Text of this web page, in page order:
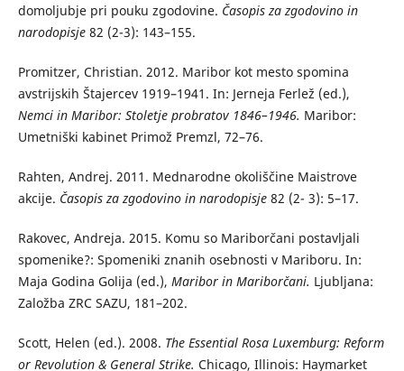
domoljubje pri pouku zgodovine. Časopis za zgodovino in
narodopisje82 (2-3): 143–155.
Promitzer, Christian. 2012. Maribor kot mesto spomina
avstrijskih Štajercev 1919–1941. In: Jerneja Ferlež (ed.),
Nemci in Maribor: Stoletje probratov 1846–1946. Maribor:
Umetniški kabinet Primož Premzl, 72–76.
Rahten, Andrej. 2011. Mednarodne okoliščine Maistrove
akcije. Časopis za zgodovino in narodopisje82 (2- 3): 5–17.
Rakovec, Andreja. 2015. Komu so Mariborčani postavljali
spomenike?: Spomeniki znanih osebnosti v Mariboru. In:
Maja Godina Golija (ed.), Maribor in Mariborčani. Ljubljana:
Založba ZRC SAZU, 181–202.
Scott, Helen (ed.). 2008. The Essential Rosa Luxemburg: Reform
or Revolution & General Strike. Chicago, Illinois: Haymarket